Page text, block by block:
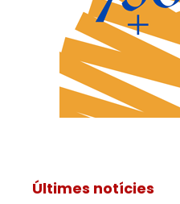
Últimes notícies